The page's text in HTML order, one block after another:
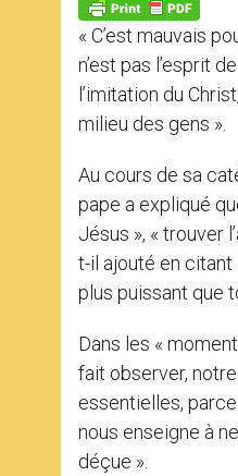
p
p
g
e
r
k
« C’est mauvais
n’est pas l’esprit
l’imitation du
milieu des gens ».
Au cours de sa
pape a expliqué
Jésus », « trouver
t-il ajouté en citant
plus puissant que
Dans les «
fait observer,
essentielles,
nous enseigne à
déçue ».